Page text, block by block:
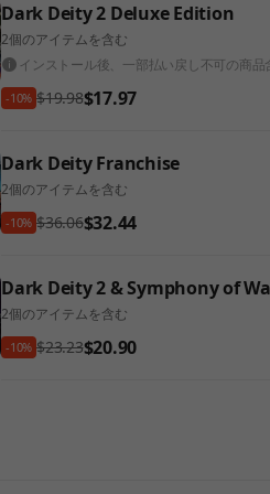
Dark Deity 2 Deluxe Edition
2個のアイテムを含む
インストール後、一部払い戻し不可の商品
-10% $19.98$17.97
Dark Deity Franchise
2個のアイテムを含む
-10% $36.06$32.44
Dark Deity 2 & Symphony of
2個のアイテムを含む
-10% $23.23$20.90